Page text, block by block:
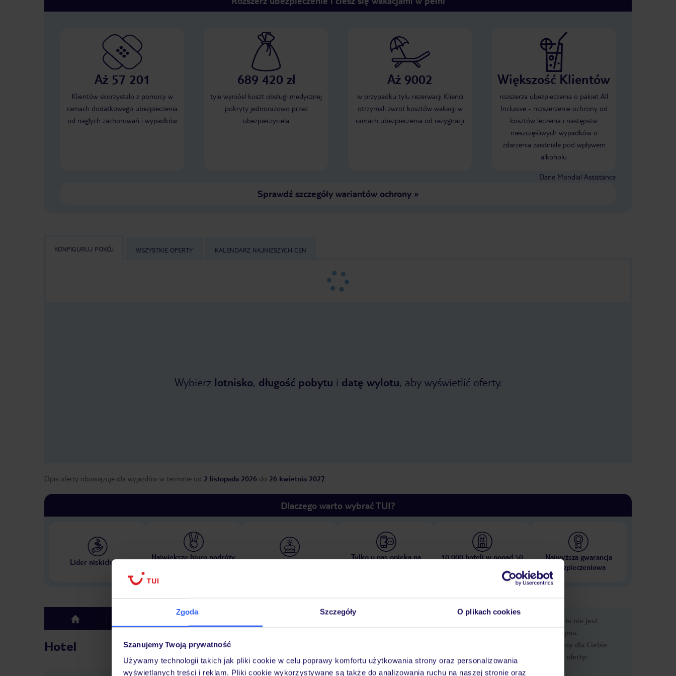
Zgoda Szczegóły O plikach cookies
Szanujemy Twoją prywatność
Używamy technologii takich jak pliki cookie w celu poprawy komfortu użytkowania strony oraz personalizowania
wyświetlanych treści i reklam. Pliki cookie wykorzystywane są także do analizowania ruchu na naszej stronie oraz
Aż 57 201
Klientów skorzystało z pomocy w
ramach dodatkowego ubezpieczenia
od nagłych zachorowań i wypadków
689 420 zł
tyle wyniósł koszt obsługi medycznej
pokryty jednorazowo przez
ubezpieczyciela
Aż 9002
w przypadku tylu rezerwacji Klienci
otrzymali zwrot kosztów wakacji w
ramach ubezpieczenia od rezygnacji
Większość Klientów
rozszerza ubezpieczenia o pakiet All
Inclusive - rozszerzenie ochrony od
kosztów leczenia i następstw
nieszczęśliwych wypadków o
zdarzenia zaistniałe pod wpływem
alkoholu
Dane Mondial Assistance
Sprawdź szczegóły wariantów ochrony»
KONFIGURUJ POKÓJ WSZYSTKIE OFERTY KALENDARZ NAJNIŻSZYCH CEN
Wybierz lotnisko, długość pobytu i datę wylotu, aby wyświetlić oferty.
Opis oferty obowiązuje dla wyjazdów w terminie od 2 listopada 2026 do 26 kwietnia 2027
Dlaczego warto wybrać TUI?
Lider niskich cen
Największe biuro podróży
30 lat w Polsce
Tylko u nas opieka na
10 000 hoteli w ponad 50
Najwyższa gwarancja
ubezpieczeniowa
top
Hotel
Ups, ta oferta nie jest
dostępna.
Przygotowaliśmy dla Ciebie
podobne oferty: